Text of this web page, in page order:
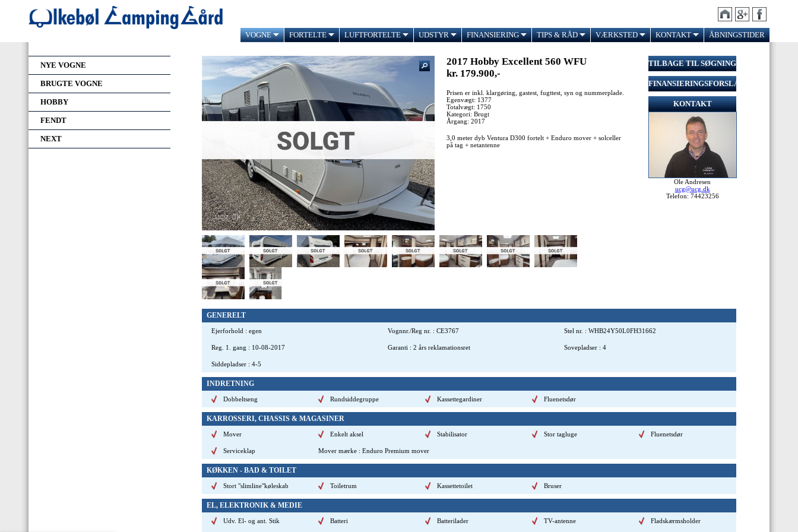
VOGNE FORTELTE LUFTFORTELTE UDSTYR FINANSIERING TIPS & RÅD VÆRKSTED KONTAKT ÅBNINGSTIDER
NYE VOGNE
BRUGTE VOGNE
HOBBY
FENDT
NEXT
2017 Hobby Excellent 560 WFU
kr. 179.900,-
Prisen er inkl. klargøring, gastest, fugttest, syn og nummerplade.
Egenvægt: 1377
Totalvægt: 1750
Kategori: Brugt
Årgang: 2017
3,0 meter dyb Ventura D300 fortelt + Enduro mover + solceller
på tag + netantenne
TILBAGE TIL SØGNING
FINANSIERINGSFORSLAG
KONTAKT
Ole Andresen
ucg@ucg.dk
Telefon: 74423256
GENERELT
Ejerforhold : egen Vognnr./Reg nr. : CE3767 Stel nr. : WHB24Y50L0FH31662
Reg. 1. gang : 10-08-2017 Garanti : 2 års reklamationsret Sovepladser : 4
Siddepladser : 4-5
INDRETNING
Dobbeltseng Rundsiddegruppe Kassettegardiner Fluenetsdør
KARROSSERI, CHASSIS & MAGASINER
Mover Enkelt aksel Stabilisator Stor tagluge Fluenetsdør
Serviceklap Mover mærke : Enduro Premium mover
KØKKEN - BAD & TOILET
Stort "slimline"køleskab Toiletrum Kassettetoilet Bruser
EL, ELEKTRONIK & MEDIE
Udv. El- og ant. Stik Batteri Batterilader TV-antenne Fladskærmsholder